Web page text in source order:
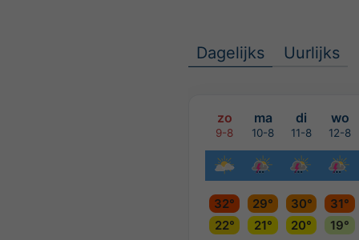
Dagelijks Uurlijks
zo ma di wo
9-8 10-8 11-8 12-8
32° 29° 30°
31°
22°
21° 20° 19°